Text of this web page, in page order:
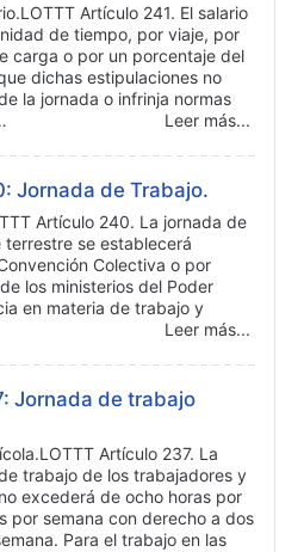
Artículo 241. El salario
de tiempo, por viaje, por
carga o por un porcentaje del
dichas estipulaciones no
la jornada o infrinja normas
Leer más...
Jornada de Trabajo.
Artículo 240. La jornada de
se establecerá
Colectiva o por
los ministerios del Poder
en materia de trabajo y
Leer más...
Jornada de trabajo
Artículo 237. La
trabajo de los trabajadores y
excederá de ocho horas por
por semana con derecho a dos
Para el trabajo en las